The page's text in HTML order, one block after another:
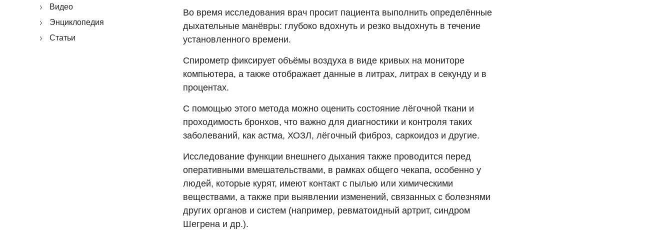
Видео
Энциклопедия
Статьи
Во время исследования врач просит пациента выполнить определённые
дыхательные манёвры: глубоко вдохнуть и резко выдохнуть в течение
установленного времени.
Спирометр фиксирует объёмы воздуха в виде кривых на мониторе
компьютера, а также отображает данные в литрах, литрах в секунду и в
процентах.
С помощью этого метода можно оценить состояние лёгочной ткани и
проходимость бронхов, что важно для диагностики и контроля таких
заболеваний, как астма, ХОЗЛ, лёгочный фиброз, саркоидоз и другие.
Исследование функции внешнего дыхания также проводится перед
оперативными вмешательствами, в рамках общего чекапа, особенно у
людей, которые курят, имеют контакт с пылью или химическими
веществами, а также при выявлении изменений, связанных с болезнями
других органов и систем (например, ревматоидный артрит, синдром
Шегрена и др.).